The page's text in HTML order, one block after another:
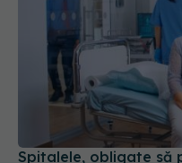
Spitalele, obligate să
de antibiotice. Noile
Sănătății